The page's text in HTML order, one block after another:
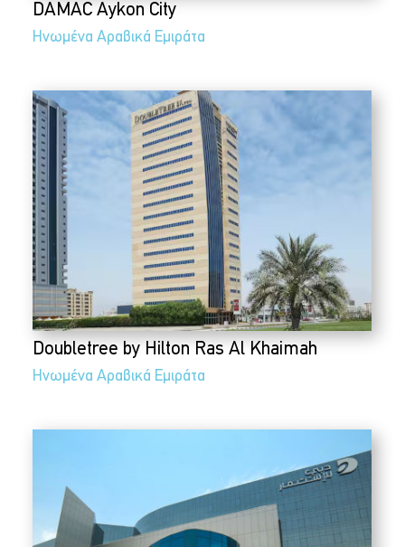
DAMAC Aykon City
Ηνωμένα Αραβικά Εμιράτα
Doubletree by Hilton Ras Al Khaimah
Ηνωμένα Αραβικά Εμιράτα